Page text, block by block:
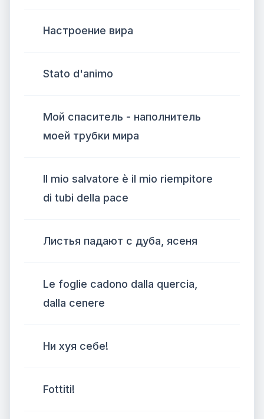
Настроение вира
Stato d'animo
Мой спаситель - наполнитель
моей трубки мира
Il mio salvatore è il mio riempitore
di tubi della pace
Листья падают с дуба, ясеня
Le foglie cadono dalla quercia,
dalla cenere
Ни хуя себе!
Fottiti!